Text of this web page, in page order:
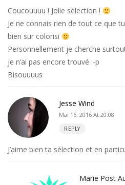
Coucouuuu ! Jolie sélection !
Je ne connais rien de tout ce que
bien sur colorisi
Personnellement je cherche
je n’ai pas encore trouvé :-p
Bisouuuus
Jesse Wind
Mai 16, 2016 At 20:08
REPLY
J’aime bien ta sélection et en
Marie Post